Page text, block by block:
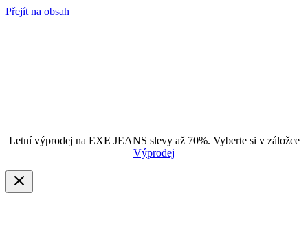
Přejít na obsah
Letní výprodej na EXE JEANS slevy až 70%. Vyberte si v záložce
Výprodej